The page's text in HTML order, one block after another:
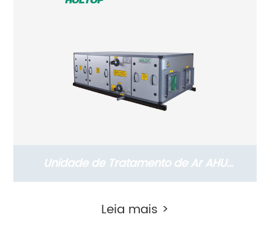
Unidade de Tratamento de Ar AHU
Suspensa Holtop com Recuperação de
Leia mais >